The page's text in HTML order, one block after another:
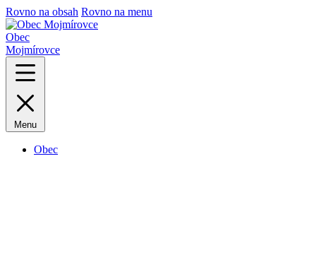
Rovno na obsah Rovno na menu
Obec
Mojmírovce
Menu
Obec